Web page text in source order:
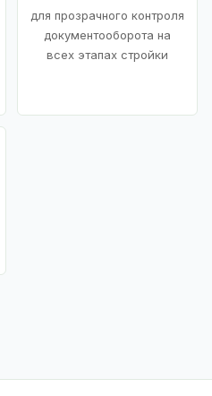
для прозрачного контроля
документооборота на
всех этапах стройки